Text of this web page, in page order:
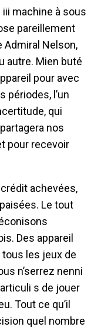
pareillement
Nelson,
autre. Mien buté
pour avec
périodes, l’un
qui
nos
pour recevoir
achevées,
Le tout
Des appareil
les jeux de
n’serrez nenni
s de jouer
Tout ce qu’il
quel nombre